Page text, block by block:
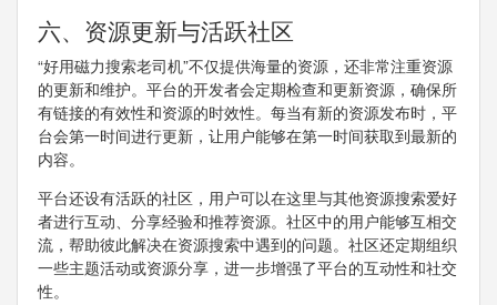
六、资源更新与活跃社区
“好用磁力搜索老司机”不仅提供海量的资源，还非常注重资源
的更新和维护。平台的开发者会定期检查和更新资源，确保所
有链接的有效性和资源的时效性。每当有新的资源发布时，平
台会第一时间进行更新，让用户能够在第一时间获取到最新的
内容。
平台还设有活跃的社区，用户可以在这里与其他资源搜索爱好
者进行互动、分享经验和推荐资源。社区中的用户能够互相交
流，帮助彼此解决在资源搜索中遇到的问题。社区还定期组织
一些主题活动或资源分享，进一步增强了平台的互动性和社交
性。